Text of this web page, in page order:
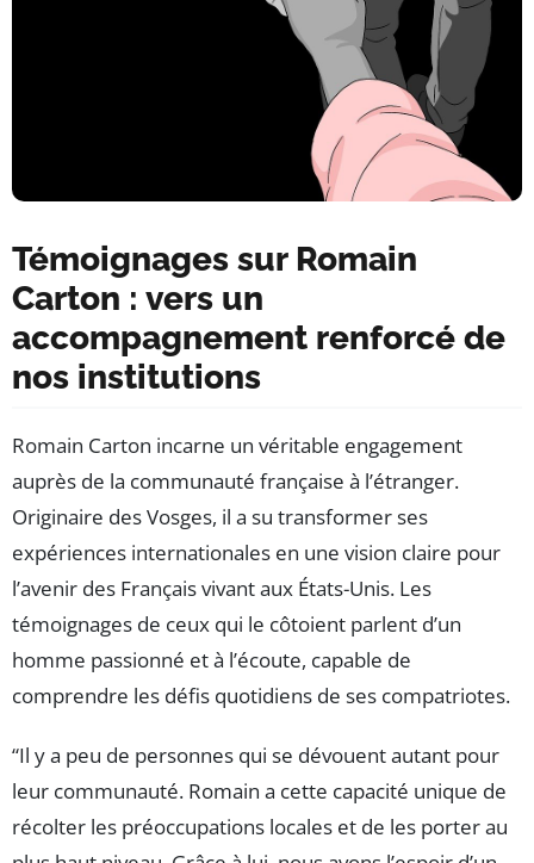
Témoignages sur Romain
Carton : vers un
accompagnement renforcé de
nos institutions
Romain Carton incarne un véritable engagement
auprès de la communauté française à l’étranger.
Originaire des Vosges, il a su transformer ses
expériences internationales en une vision claire pour
l’avenir des Français vivant aux États-Unis. Les
témoignages de ceux qui le côtoient parlent d’un
homme passionné et à l’écoute, capable de
comprendre les défis quotidiens de ses compatriotes.
“Il y a peu de personnes qui se dévouent autant pour
leur communauté. Romain a cette capacité unique de
récolter les préoccupations locales et de les porter au